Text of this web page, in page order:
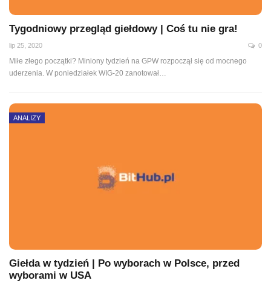
Tygodniowy przegląd giełdowy | Coś tu nie gra!
lip 25, 2020 0
Miłe złego początki? Miniony tydzień na GPW rozpoczął się od mocnego
uderzenia. W poniedziałek WIG-20 zanotował
ANALIZY
Giełda w tydzień | Po wyborach w Polsce, przed
wyborami w USA